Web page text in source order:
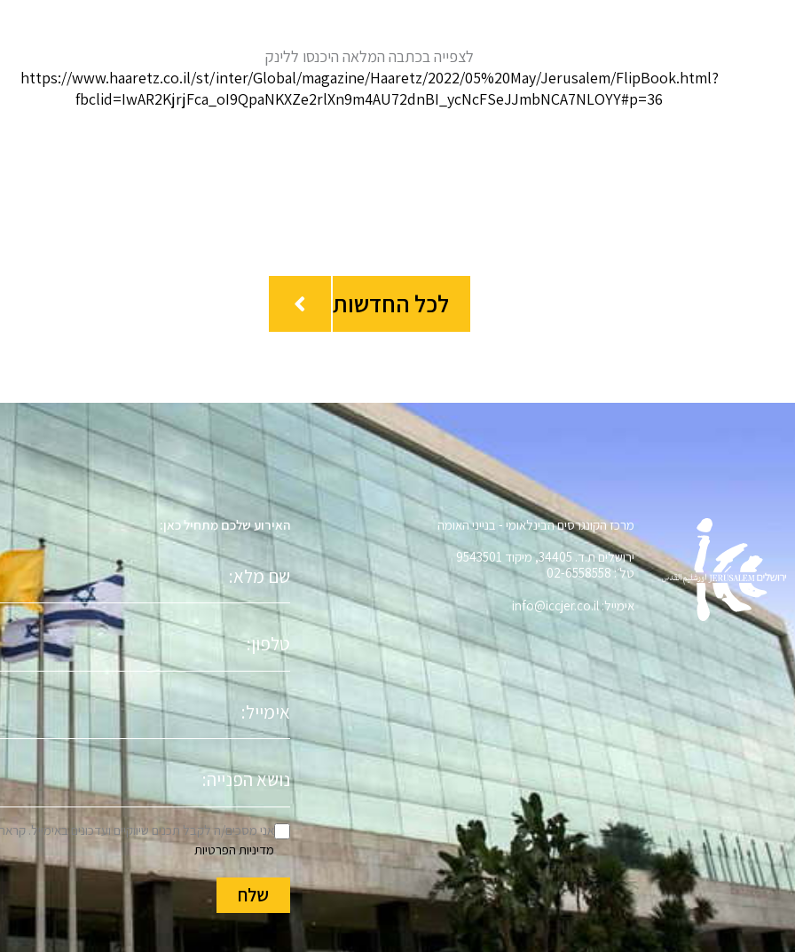
לצפייה בכתבה המלאה היכנסו ללינק
https://www.haaretz.co.il/st/inter/Global/magazine/Haaretz/2022/05%20May/Jerusalem/FlipBook.html?
fbclid=IwAR2KjrjFca_oI9QpaNKXZe2rlXn9m4AU72dnBI_ycNcFSeJJmbNCA7NLOYY#p=36
לכל החדשות
מרכז הקונגרסים הבינלאומי - בנייני האומה
ירושלים ת.ד. 34405, מיקוד 9543501
טל׳: 02-6558558
אימייל: info@iccjer.co.il
האירוע שלכם מתחיל כאן:
מלא
טלפון
אימייל
הפניה
אני מסכים/ה לקבל תכנים שיווקיים ועדכונים באימייל.
מדיניות הפרטיות
שלח